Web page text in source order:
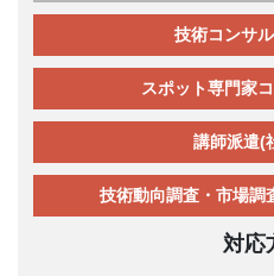
技術コンサ
スポット専門家
講師派遣(
技術動向調査・市場調
対応